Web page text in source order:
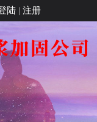
陆 | 注册